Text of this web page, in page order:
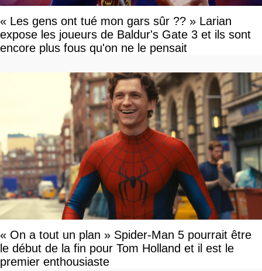
« Les gens ont tué mon gars sûr ?? » Larian
expose les joueurs de Baldur's Gate 3 et ils sont
encore plus fous qu'on ne le pensait
« On a tout un plan » Spider-Man 5 pourrait être
le début de la fin pour Tom Holland et il est le
premier enthousiaste